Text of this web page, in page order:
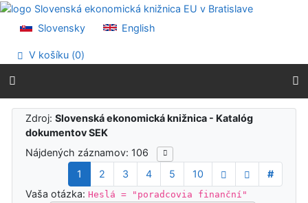
Prejsť na obsah
Prehlásenie o webovej prístupnosti
Slovensky English
V košíku (0)
Výsledky vyhľadávania
Zdroj:Slovenská ekonomická knižnica - Katalóg
dokumentov SEK
Nájdených záznamov: 106
1
2 3 4 5 10
#
Vaša otázka:Heslá = "poradcovia finanční"